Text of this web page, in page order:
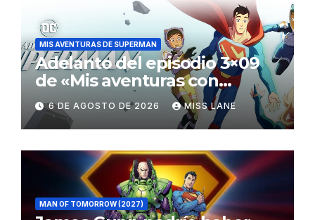
MIS AVENTURAS DE SUPERMAN
Adelanto del episodio 3×09
de «Mis aventuras con
Superman»
6 DE AGOSTO DE 2026 MISS LANE
MAN OF TOMORROW (2027)